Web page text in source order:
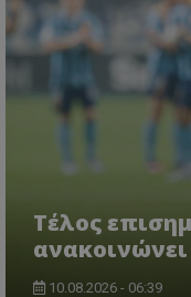
Tέλος
10.08.2026 - 06:39